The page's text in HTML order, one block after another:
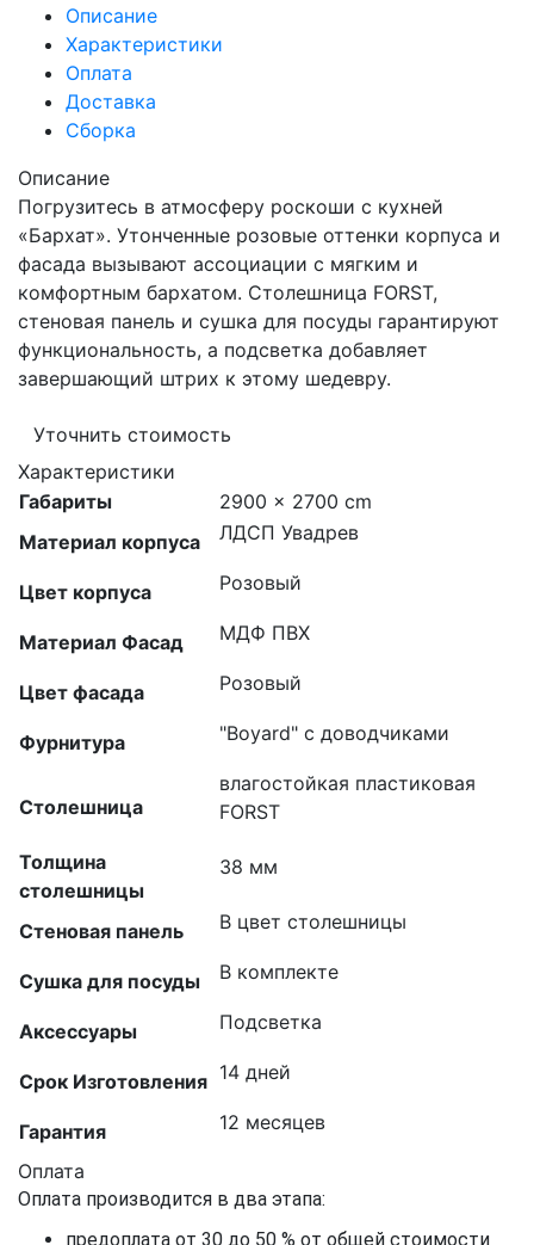
Описание
Характеристики
Оплата
Доставка
Сборка
Описание
Погрузитесь в атмосферу роскоши с кухней
«Бархат». Утонченные розовые оттенки корпуса и
фасада вызывают ассоциации с мягким и
комфортным бархатом. Столешница FORST,
стеновая панель и сушка для посуды гарантируют
функциональность, а подсветка добавляет
завершающий штрих к этому шедевру.
Уточнить стоимость
Характеристики
Габариты
2900 × 2700 cm
Материал корпуса
ЛДСП Увадрев
Цвет корпуса Розовый
Материал Фасад МДФ ПВХ
Цвет фасада Розовый
Фурнитура "Boyard" с доводчиками
Столешница
влагостойкая пластиковая
FORST
Толщина
столешницы
38 мм
Стеновая панель В цвет столешницы
Сушка для посуды В комплекте
Аксессуары Подсветка
Срок Изготовления 14 дней
Гарантия 12 месяцев
Оплата
Оплата производится в два этапа:
предоплата от 30 до 50 % от общей стоимости